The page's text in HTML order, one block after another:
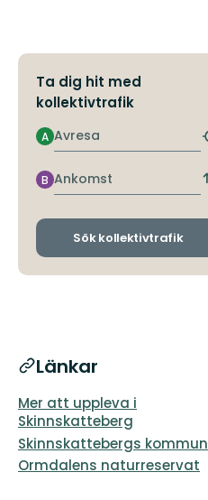
Ta dig hit med
kollektivtrafik
Avresa
A
Ankomst
B
Sök kollektivtrafik
Länkar
Mer att uppleva i
Skinnskatteberg
Skinnskattebergs kommun
Ormdalens naturreservat